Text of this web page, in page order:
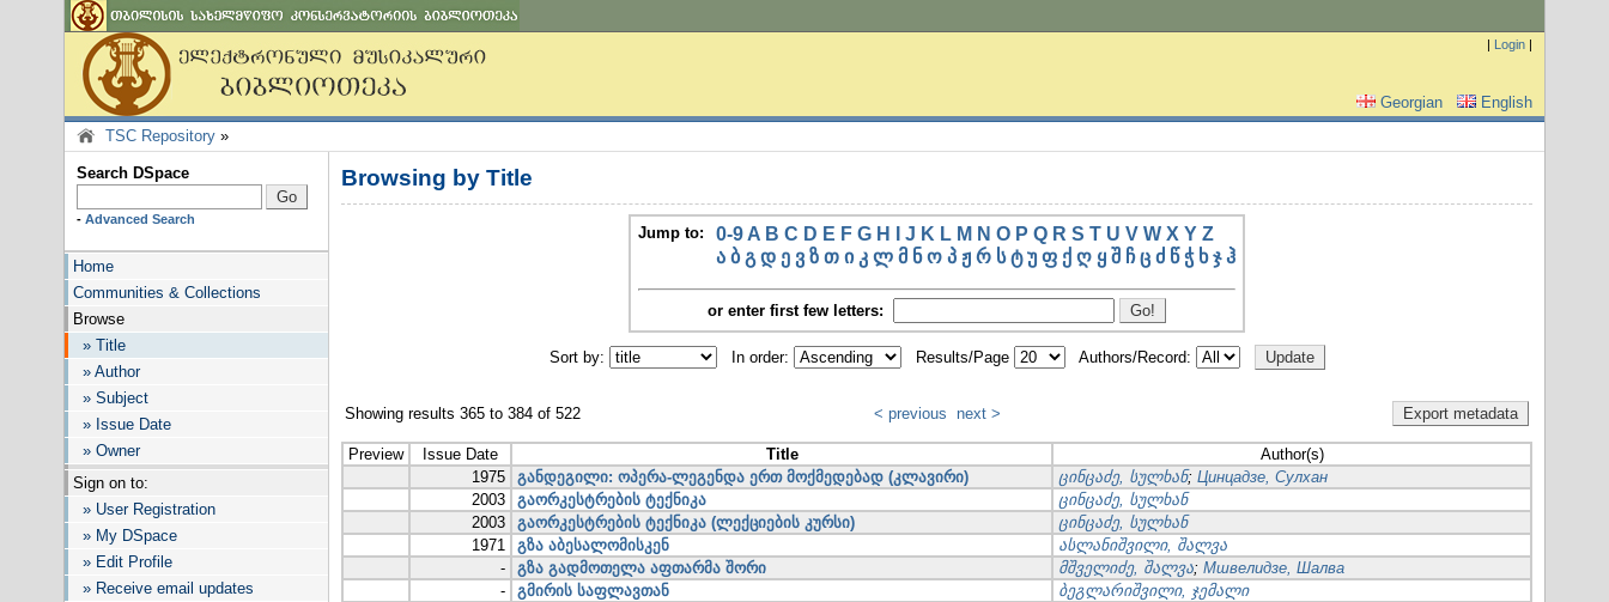
| Login |
Georgian
English
TSC Repository »
Search DSpace
- Advanced Search
Home
Communities & Collections
Browse
» Title
» Author
» Subject
» Issue Date
» Owner
Sign on to:
» User Registration
» My DSpace
» Edit Profile
» Receive email updates
Browsing by Title
Jump to: 0-9 A B C D E F G H J K L M N O P Q R S T U V W X Y Z
ა ბ გ დ ე ვ ზ თ ი კ ლ მ ნ ო პ ჟ რ ს ტ უ ფ ქ ღ ყ შ ჩ ც ძ წ ჭ ხ ჯ ჰ
or enter first few letters:
Sort by: In order: Results/Page Authors/Record:
Showing results 365 to 384 of 522 < previous next >
Preview Issue Date Title
Author(s)
1975
განდეგილი: ოპერა-ლეგენდა ერთ მოქმედებად (კლავირი) ცინცაძე, სულხან; Цинцадзе, Сулхан
2003
გაორკესტრების ტექნიკა
ცინცაძე, სულხან
2003
გაორკესტრების ტექნიკა (ლექციების კურსი)
ცინცაძე, სულხან
1971
გზა აბესალომისკენ
ასლანიშვილი, შალვა
-
გზა გადმოთელა აფთარმა შორი მშველიძე, შალვა; Мшвелидзе, Шалва
-
გმირის საფლავთან
ბეგლარიშვილი, ჯემალი